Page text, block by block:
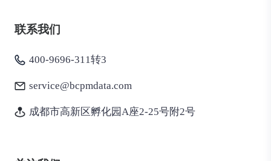
联系我们
400-9696-311转3
service@bcpmdata.com
成都市高新区孵化园A座2-25号附2号